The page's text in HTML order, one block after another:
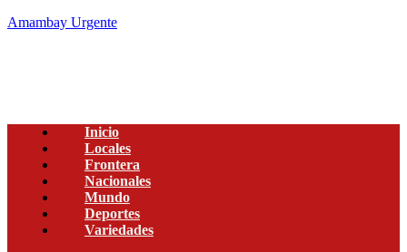
Amambay Urgente
Inicio
Locales
Frontera
Nacionales
Mundo
Deportes
Variedades